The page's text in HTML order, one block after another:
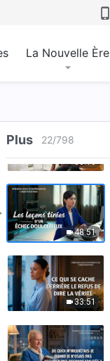
La Nouvelle Ère
Plus 22/798
33:16
48:51
33:51